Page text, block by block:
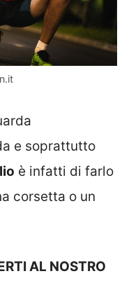
e soprattutto
è infatti di farlo
corsetta o un
AL NOSTRO